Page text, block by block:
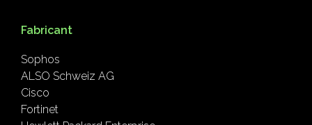
Fabricant
Sophos
ALSO Schweiz AG
Cisco
Fortinet